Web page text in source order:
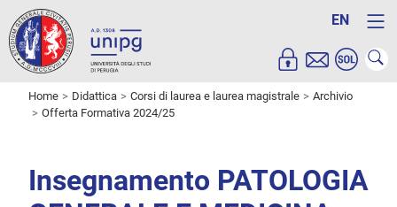
EN
Home Didattica Corsi di laurea e laurea magistrale
Archivio
Offerta Formativa 2024/25
Insegnamento PATOLOGIA